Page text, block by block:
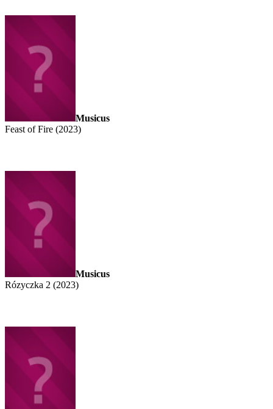
Musicus
Feast of Fire (2023)
Musicus
Rózyczka 2 (2023)